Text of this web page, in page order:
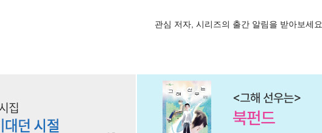
관심 저자, 시리즈의 출간 알림을 받아보세요